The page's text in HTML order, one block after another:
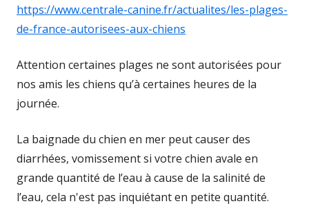
https://www.centrale-canine.fr/actualites/les-plages-
de-france-autorisees-aux-chiens
Attention certaines plages ne sont autorisées pour
nos amis les chiens qu’à certaines heures de la
journée.
La baignade du chien en mer peut causer des
diarrhées, vomissement si votre chien avale en
grande quantité de l’eau à cause de la salinité de
l’eau, cela n'est pas inquiétant en petite quantité.